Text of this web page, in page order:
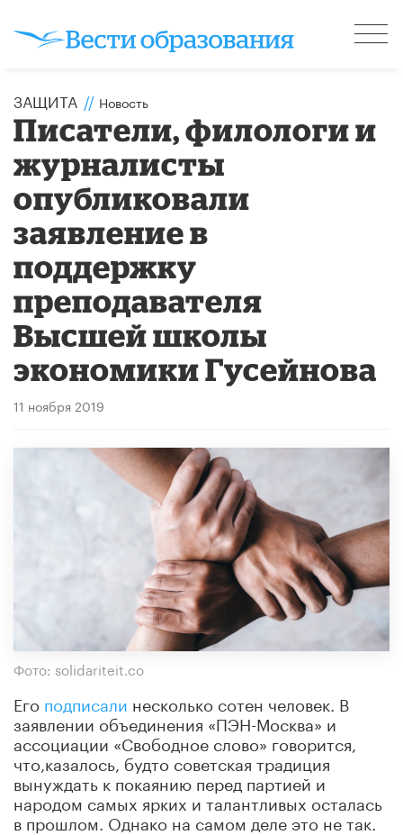
ЗАЩИТА // Новость
Писатели, филологи и
журналисты
опубликовали
заявление в
поддержку
преподавателя
Высшей школы
экономики Гусейнова
11 ноября 2019
Фото: solidariteit.co
Его подписали несколько сотен человек. В
заявлении объединения «ПЭН-Москва» и
ассоциации «Свободное слово» говорится,
что,казалось, будто советская традиция
вынуждать к покаянию перед партией и
народом самых ярких и талантливых осталась
в прошлом. Однако на самом деле это не так.